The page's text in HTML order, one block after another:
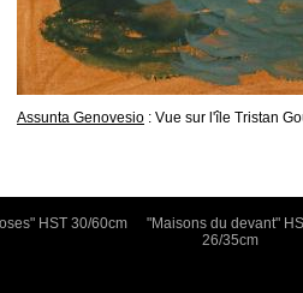
Assunta Genovesio : Vue sur l'île Tristan
HST 30/60cm
"Maisons du devant"
26/35cm